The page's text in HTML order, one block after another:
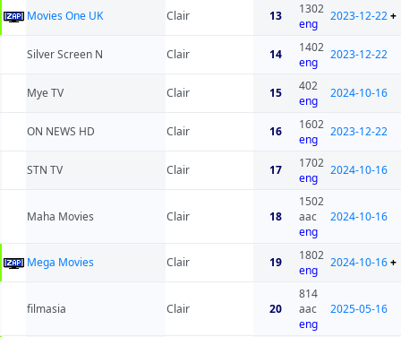
Movies One UK Clair 13
1302
eng
2023-12-22+
Silver Screen N Clair 14
1402
eng
2023-12-22
Mye TV Clair 15
402
eng
2024-10-16
ON NEWS HD Clair 16
1602
eng
2023-12-22
STN TV Clair 17
1702
eng
2024-10-16
Maha Movies Clair 18
1502
aac
eng
2024-10-16
Mega Movies Clair 19
1802
eng
2024-10-16+
filmasia Clair 20
814
aac
eng
2025-05-16